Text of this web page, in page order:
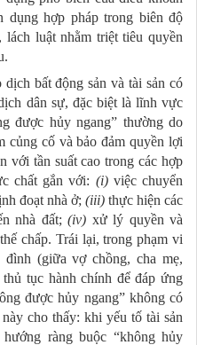
hợp pháp trong biên độ
luật nhằm triệt tiêu quyền
dịch bất động sản và tài sản có
dân sự, đặc biệt là lĩnh vực
được hủy ngang” thường do
củng cố và bảo đảm quyền lợi
với tần suất cao trong các hợp
chất gắn với: (i)việc chuyển
đoạt nhà ở; (iii) thực hiện các
nhà đất;(iv) xử lý quyền và
chấp. Trái lại, trong phạm vi
(giữa vợ chồng, cha mẹ,
tục hành chính để đáp ứng
được hủy ngang” không có
cho thấy: khi yếu tố tài sản
ràng buộc “không hủy